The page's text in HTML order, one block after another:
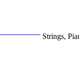
Strings,